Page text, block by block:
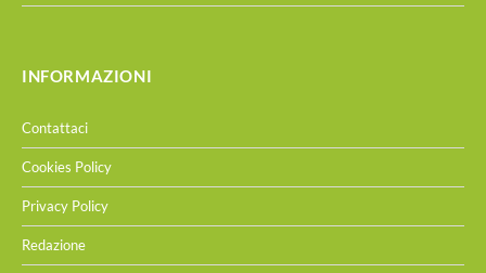
INFORMAZIONI
Contattaci
Cookies Policy
Privacy Policy
Redazione